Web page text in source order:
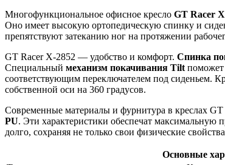
Многофункциональное офисное кресло GT Racer
Оно имеет высокую ортопедическую спинку и
препятствуют затеканию ног на протяжении
GT Racer X-2852 — удобство и комфорт. Спинка
Специальный механизм покачивания Tiltпоможет
соответствующим переключателем под сиденьем.
собственной оси на 360 градусов.
Современные материалы и фурнитура в креслах GT
PU. Эти характеристики обеспечат максимальную
долго, сохраняя не только свои физические
Основные